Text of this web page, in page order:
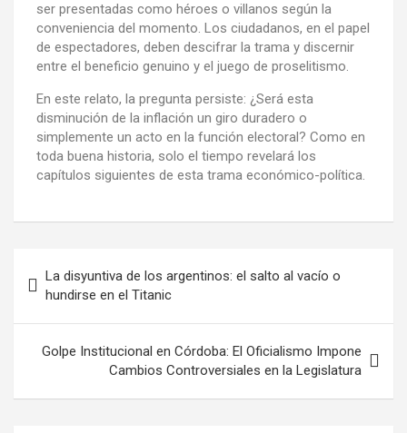
ser presentadas como héroes o villanos según la
conveniencia del momento. Los ciudadanos, en el papel
de espectadores, deben descifrar la trama y discernir
entre el beneficio genuino y el juego de proselitismo.
En este relato, la pregunta persiste: ¿Será esta
disminución de la inflación un giro duradero o
simplemente un acto en la función electoral? Como en
toda buena historia, solo el tiempo revelará los
capítulos siguientes de esta trama económico-política.
La disyuntiva de los argentinos: el salto al vacío o
hundirse en el Titanic
Golpe Institucional en Córdoba: El Oficialismo Impone
Cambios Controversiales en la Legislatura